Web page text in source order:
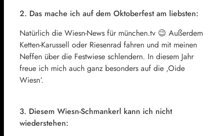
2. Das mache ich auf dem Oktoberfest am liebsten:
Natürlich die Wiesn-News für münchen.tv 😉 Außerdem
Ketten-Karussell oder Riesenrad fahren und mit meinen
Neffen über die Festwiese schlendern. In diesem Jahr
freue ich mich auch ganz besonders auf die ‚Oide
Wiesn‘.
3. Diesem Wiesn-Schmankerl kann ich nicht
wiederstehen: